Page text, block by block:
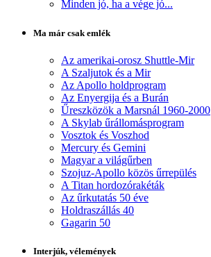
Minden jó, ha a vége jó...
Ma már csak emlék
Az amerikai-orosz Shuttle-Mir
A Szaljutok és a Mir
Az Apollo holdprogram
Az Enyergija és a Burán
Űreszközök a Marsnál 1960-2000
A Skylab űrállomásprogram
Vosztok és Voszhod
Mercury és Gemini
Magyar a világűrben
Szojuz-Apollo közös űrrepülés
A Titan hordozórakéták
Az űrkutatás 50 éve
Holdraszállás 40
Gagarin 50
Interjúk, vélemények